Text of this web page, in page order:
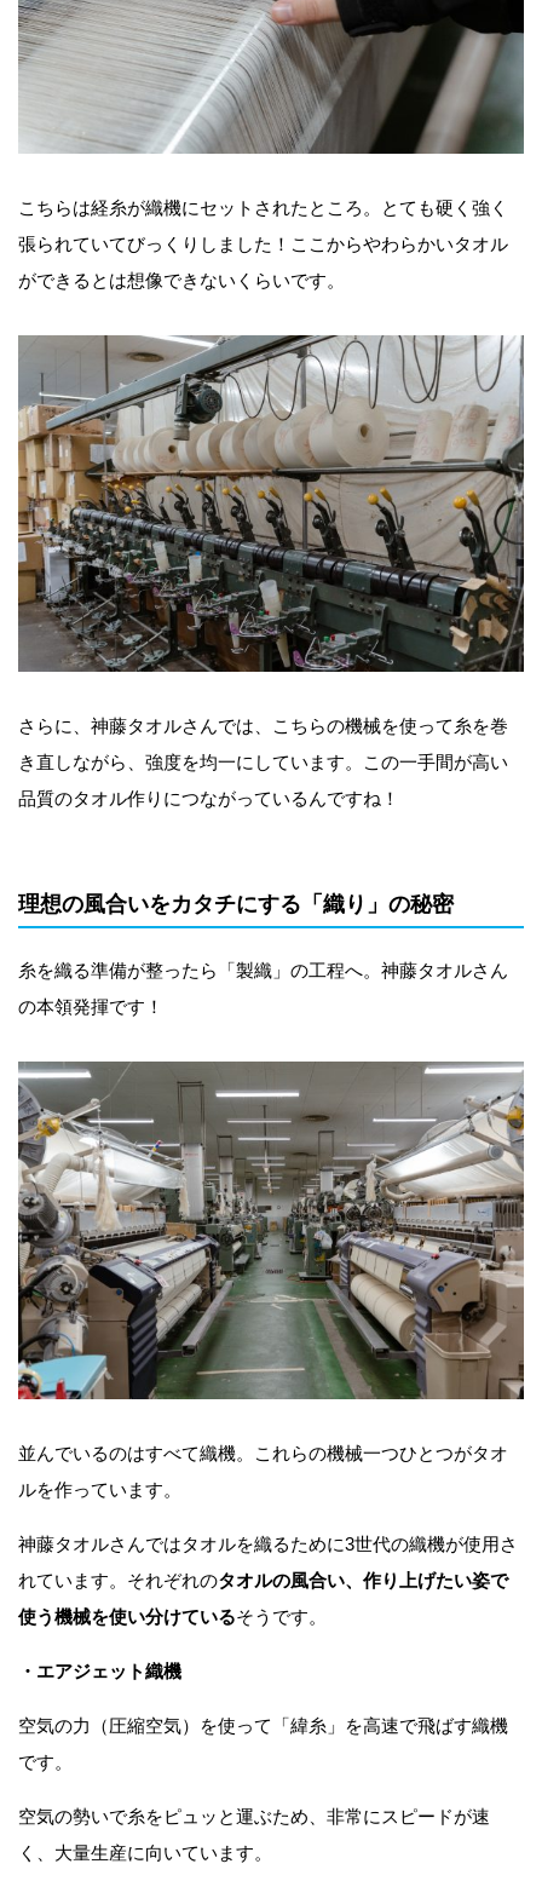
こちらは経糸が織機にセットされたところ。とても硬く強く
張られていてびっくりしました！ここからやわらかいタオル
ができるとは想像できないくらいです。
さらに、神藤タオルさんでは、こちらの機械を使って糸を巻
き直しながら、強度を均一にしています。この一手間が高い
品質のタオル作りにつながっているんですね！
理想の風合いをカタチにする「織り」の秘密
糸を織る準備が整ったら「製織」の工程へ。神藤タオルさん
の本領発揮です！
並んでいるのはすべて織機。これらの機械一つひとつがタオ
ルを作っています。
神藤タオルさんではタオルを織るために3世代の織機が使用さ
れています。それぞれのタオルの風合い、作り上げたい姿で
使う機械を使い分けているそうです。
・エアジェット織機
空気の力（圧縮空気）を使って「緯糸」を高速で飛ばす織機
です。
空気の勢いで糸をピュッと運ぶため、非常にスピードが速
く、大量生産に向いています。